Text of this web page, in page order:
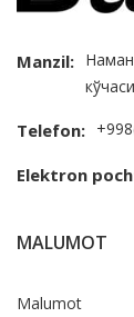
Manzil:
Telefon:
Elektron
MALUMOT
Malumot